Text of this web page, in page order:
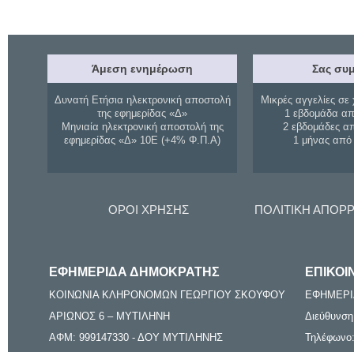
Άμεση ενημέρωση
Δυνατή Ετήσια ηλεκτρονική αποστολή
της εφημερίδας «Δ»
Μηνιαία ηλεκτρονική αποστολή της
εφημερίδας «Δ» 10Ε (+4% Φ.Π.Α)
Σας
Μικρές αγγελίες σε
1 εβδομάδα
2 εβδομάδες
1 μήνας
ΟΡΟΙ ΧΡΗΣΗΣ ΠΟΛΙΤΙΚΗ
ΕΦΗΜΕΡΙΔΑ ΔΗΜΟΚΡΑΤΗΣ
ΚΟΙΝΩΝΙΑ ΚΛΗΡΟΝΟΜΩΝ ΓΕΩΡΓΙΟΥ ΣΚΟΥΦΟΥ
ΑΡΙΩΝΟΣ 6 – ΜΥΤΙΛΗΝΗ
ΑΦΜ: 999147330 - ΔΟΥ ΜΥΤΙΛΗΝΗΣ